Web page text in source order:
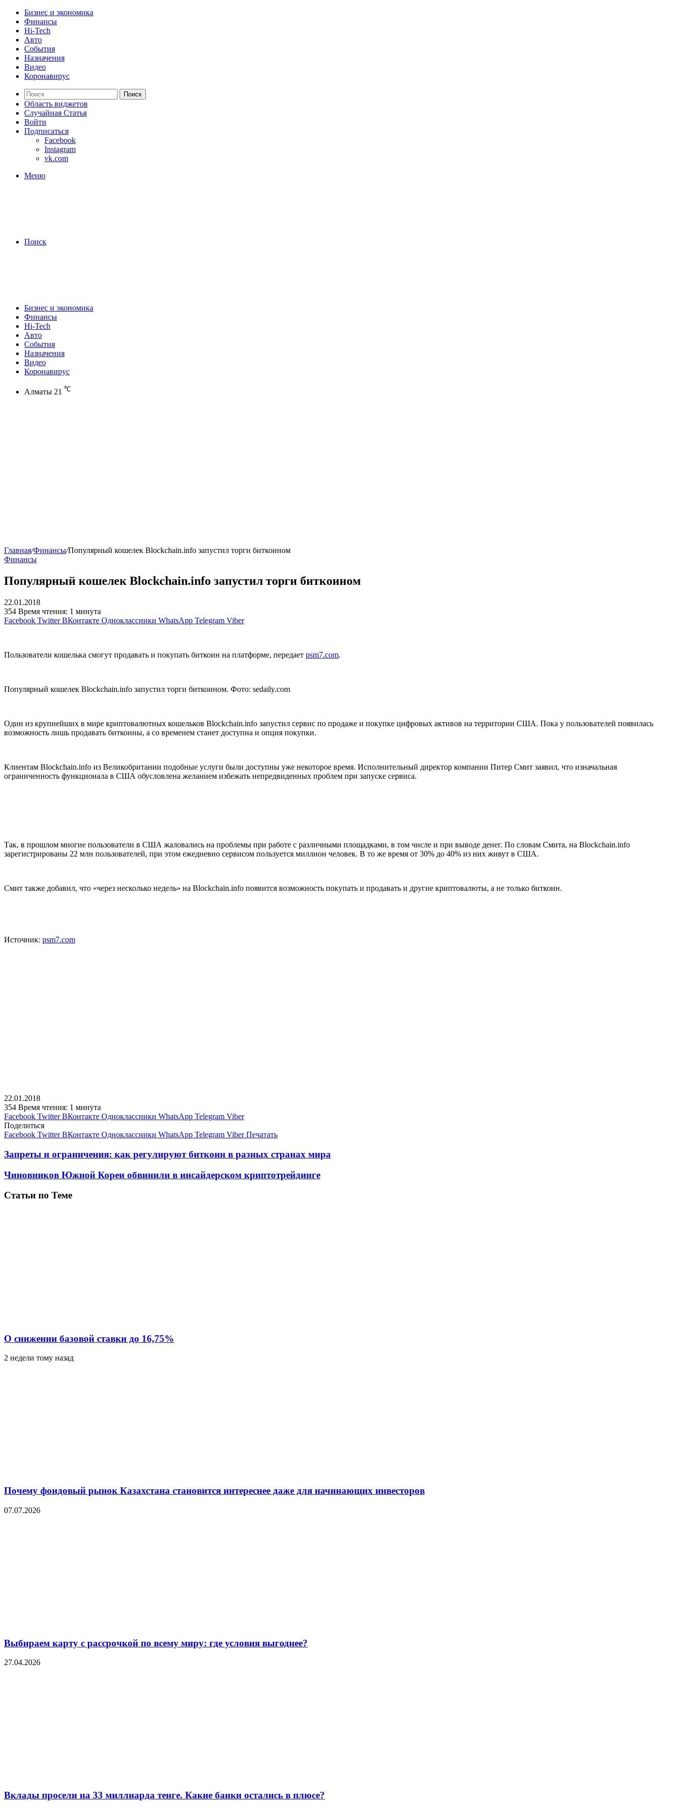
Бизнес и экономика
Финансы
Hi-Tech
Авто
События
Назначения
Видео
Коронавирус
Поиск
Область виджетов
Случайная Статья
Войти
Подписаться
Facebook
Instagram
vk.com
Меню
Поиск
Бизнес и экономика
Финансы
Hi-Tech
Авто
События
Назначения
Видео
Коронавирус
Алматы 21 ℃
Главная/Финансы/Популярный кошелек Blockchain.info запустил торги биткоином
Финансы
Популярный кошелек Blockchain.info запустил торги биткоином
22.01.2018
354 Время чтения: 1 минута
Facebook Twitter ВКонтакте Одноклассники WhatsApp Telegram Viber
Пользователи кошелька смогут продавать и покупать биткоин на платформе, передает psm7.com.
Популярный кошелек Blockchain.info запустил торги биткоином. Фото: sedaily.com
Один из крупнейших в мире криптовалютных кошельков Blockchain.info запустил сервис по продаже и покупке цифровых активов на территории США. Пока у пользователей появилась
возможность лишь продавать биткоины, а со временем станет доступна и опция покупки.
Клиентам Blockchain.info из Великобритании подобные услуги были доступны уже некоторое время. Исполнительный директор компании Питер Смит заявил, что изначальная
ограниченность функционала в США обусловлена желанием избежать непредвиденных проблем при запуске сервиса.
Так, в прошлом многие пользователи в США жаловались на проблемы при работе с различными площадками, в том числе и при выводе денег. По словам Смита, на Blockchain.info
зарегистрированы 22 млн пользователей, при этом ежедневно сервисом пользуется миллион человек. В то же время от 30% до 40% из них живут в США.
Смит также добавил, что «через несколько недель» на Blockchain.info появится возможность покупать и продавать и другие криптовалюты, а не только биткоин.
Источник: psm7.com
22.01.2018
354 Время чтения: 1 минута
Facebook Twitter ВКонтакте Одноклассники WhatsApp Telegram Viber
Поделиться
Facebook Twitter ВКонтакте Одноклассники WhatsApp Telegram Viber Печатать
Запреты и ограничения: как регулируют биткоин в разных странах мира
Чиновников Южной Кореи обвинили в инсайдерском криптотрейдинге
Статьи по Теме
О снижении базовой ставки до 16,75%
2 недели тому назад
Почему фондовый рынок Казахстана становится интереснее даже для начинающих инвесторов
07.07.2026
Выбираем карту с рассрочкой по всему миру: где условия выгоднее?
27.04.2026
Вклады просели на 33 миллиарда тенге. Какие банки остались в плюсе?